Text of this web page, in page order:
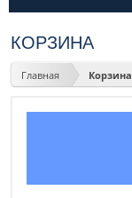
КОРЗИНА
Главная Корзина